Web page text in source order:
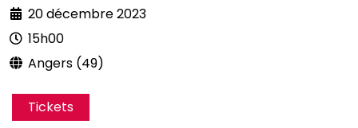
20 décembre 2023
15h00
Angers (49)
Tickets